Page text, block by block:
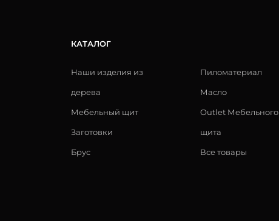
КАТАЛОГ
Наши изделия из
дерева
Мебельный щит
Заготовки
Брус
Пиломатериал
Масло
Outlet Мебельного
щита
Все товары